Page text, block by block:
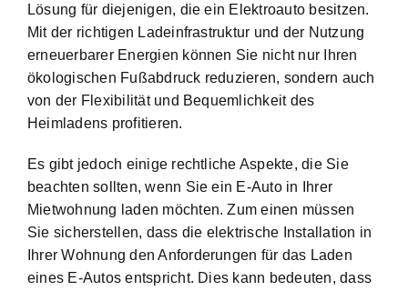
Lösung für diejenigen, die ein Elektroauto besitzen.
Mit der richtigen Ladeinfrastruktur und der Nutzung
erneuerbarer Energien können Sie nicht nur Ihren
ökologischen Fußabdruck reduzieren, sondern auch
von der Flexibilität und Bequemlichkeit des
Heimladens profitieren.
Es gibt jedoch einige rechtliche Aspekte, die Sie
beachten sollten, wenn Sie ein E-Auto in Ihrer
Mietwohnung laden möchten. Zum einen müssen
Sie sicherstellen, dass die elektrische Installation in
Ihrer Wohnung den Anforderungen für das Laden
eines E-Autos entspricht. Dies kann bedeuten, dass